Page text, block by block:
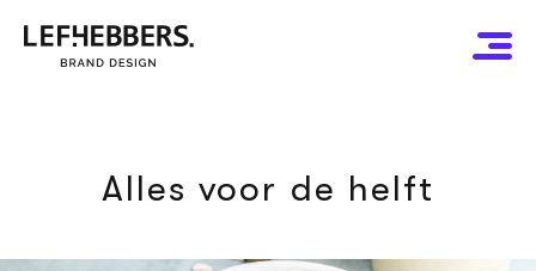
Alles voor de helft